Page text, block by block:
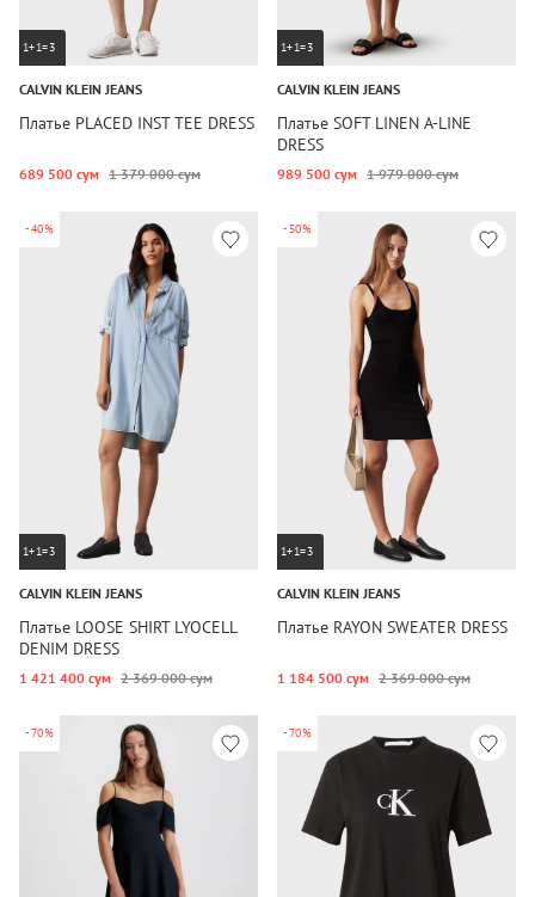
1+1=3
CALVIN KLEIN JEANS
Платье PLACED INST TEE DRESS
689 500 сум 1 379 000 сум
1+1=3
CALVIN KLEIN JEANS
Платье SOFT LINEN A-LINE
DRESS
989 500 сум 1 979 000 сум
-40%
1+1=3
CALVIN KLEIN JEANS
Платье LOOSE SHIRT LYOCELL
DENIM DRESS
1 421 400 сум 2 369 000 сум
-50%
1+1=3
CALVIN KLEIN JEANS
Платье RAYON SWEATER DRESS
1 184 500 сум 2 369 000 сум
-70% -70%